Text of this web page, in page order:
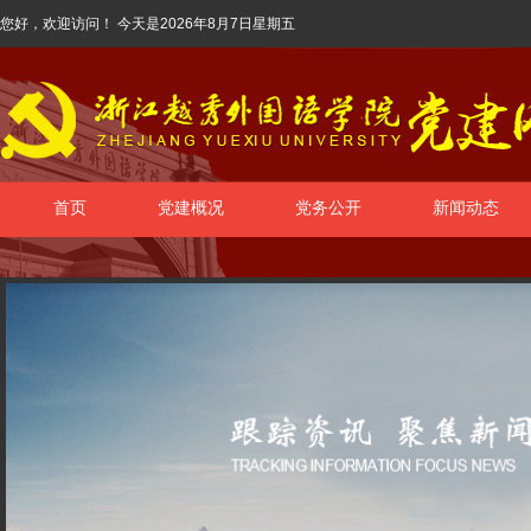
您好，欢迎访问！ 今天是2026年8月7日星期五
首页 党建概况 党务公开 新闻动态